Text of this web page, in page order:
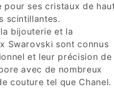
pour ses cristaux de
scintillantes.
bijouterie et la
Swarovski sont connus
et leur précision de
avec de nombreux
couture tel que Chanel.